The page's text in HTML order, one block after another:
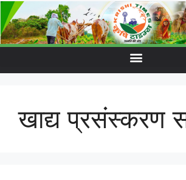
खाद्य प्रसंस्करण